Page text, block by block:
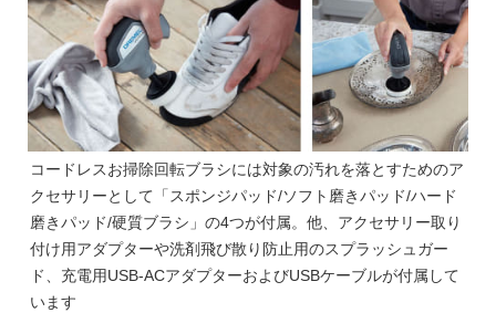
コードレスお掃除回転ブラシには対象の汚れを落とすためのア
クセサリーとして「スポンジパッド/ソフト磨きパッド/ハード
磨きパッド/硬質ブラシ」の4つが付属。他、アクセサリー取り
付け用アダプターや洗剤飛び散り防止用のスプラッシュガー
ド、充電用USB-ACアダプターおよびUSBケーブルが付属して
います